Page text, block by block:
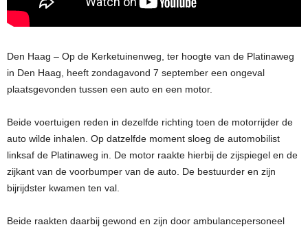
Den Haag – Op de Kerketuinenweg, ter hoogte van de Platinaweg
in Den Haag, heeft zondagavond 7 september een ongeval
plaatsgevonden tussen een auto en een motor.
Beide voertuigen reden in dezelfde richting toen de motorrijder de
auto wilde inhalen. Op datzelfde moment sloeg de automobilist
linksaf de Platinaweg in. De motor raakte hierbij de zijspiegel en de
zijkant van de voorbumper van de auto. De bestuurder en zijn
bijrijdster kwamen ten val.
Beide raakten daarbij gewond en zijn door ambulancepersoneel